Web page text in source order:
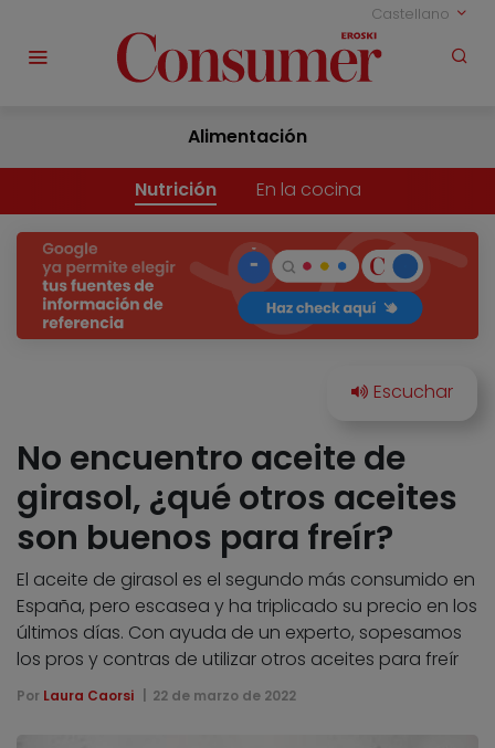
Castellano
Alimentación
Nutrición En la cocina
No encuentro aceite de
girasol, ¿qué otros aceites
son buenos para freír?
El aceite de girasol es el segundo más consumido en
España, pero escasea y ha triplicado su precio en los
últimos días. Con ayuda de un experto, sopesamos
los pros y contras de utilizar otros aceites para freír
Por Laura Caorsi 22 de marzo de 2022